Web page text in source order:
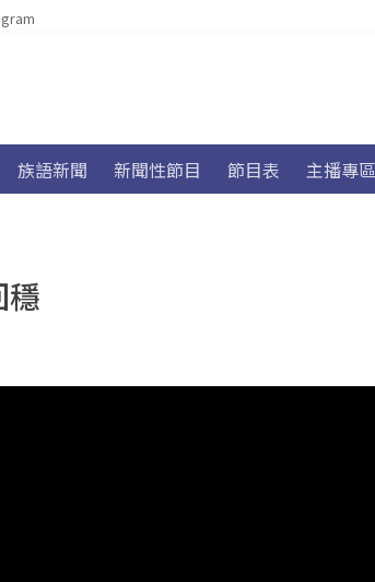
族語新聞 新聞性節目 節目表 主播專區
穩